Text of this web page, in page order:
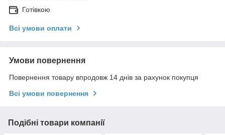
Готівкою
Всі умови оплати
Умови повернення
Повернення товару впродовж 14 днів за рахунок покупця
Всі умови повернення
Подібні товари компанії